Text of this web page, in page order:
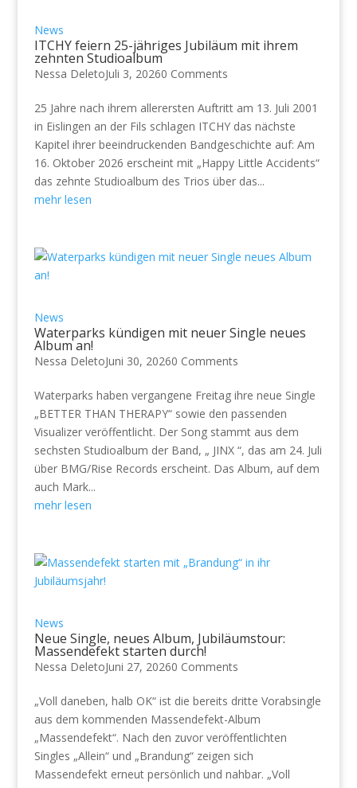
News
ITCHY feiern 25-jähriges Jubiläum mit ihrem
zehnten Studioalbum
Nessa DeletoJuli 3, 20260 Comments
25 Jahre nach ihrem allerersten Auftritt am 13. Juli 2001
in Eislingen an der Fils schlagen ITCHY das nächste
Kapitel ihrer beeindruckenden Bandgeschichte auf: Am
16. Oktober 2026 erscheint mit „Happy Little Accidents“
das zehnte Studioalbum des Trios über das...
mehr lesen
News
Waterparks kündigen mit neuer Single neues
Album an!
Nessa DeletoJuni 30, 20260 Comments
Waterparks haben vergangene Freitag ihre neue Single
„BETTER THAN THERAPY“ sowie den passenden
Visualizer veröffentlicht. Der Song stammt aus dem
sechsten Studioalbum der Band, „ JINX “, das am 24. Juli
über BMG/Rise Records erscheint. Das Album, auf dem
auch Mark...
mehr lesen
News
Neue Single, neues Album, Jubiläumstour:
Massendefekt starten durch!
Nessa DeletoJuni 27, 20260 Comments
„Voll daneben, halb OK“ ist die bereits dritte Vorabsingle
aus dem kommenden Massendefekt-Album
„Massendefekt“. Nach den zuvor veröffentlichten
Singles „Allein“ und „Brandung“ zeigen sich
Massendefekt erneut persönlich und nahbar. „Voll